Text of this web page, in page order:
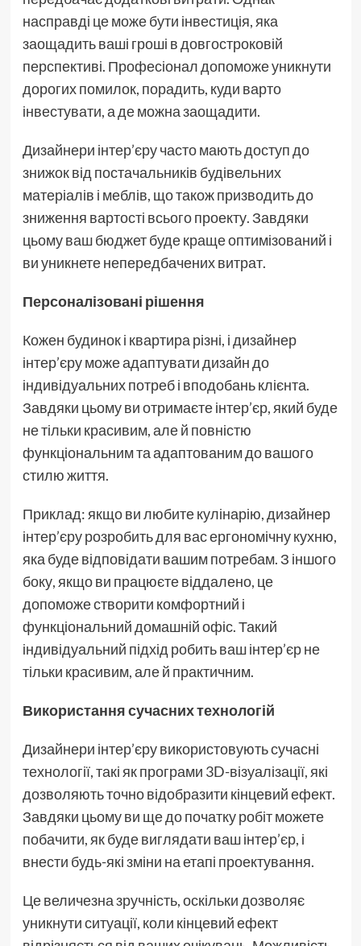
насправді це може бути інвестиція, яка
заощадить ваші гроші в довгостроковій
перспективі. Професіонал допоможе уникнути
дорогих помилок, порадить, куди варто
інвестувати, а де можна заощадити.
Дизайнери інтер’єру часто мають доступ до
знижок від постачальників будівельних
матеріалів і меблів, що також призводить до
зниження вартості всього проекту. Завдяки
цьому ваш бюджет буде краще оптимізований і
ви уникнете непередбачених витрат.
Персоналізовані рішення
Кожен будинок і квартира різні, і дизайнер
інтер’єру може адаптувати дизайн до
індивідуальних потреб і вподобань клієнта.
Завдяки цьому ви отримаєте інтер’єр, який буде
не тільки красивим, але й повністю
функціональним та адаптованим до вашого
стилю життя.
Приклад: якщо ви любите кулінарію, дизайнер
інтер’єру розробить для вас ергономічну кухню,
яка буде відповідати вашим потребам. З іншого
боку, якщо ви працюєте віддалено, це
допоможе створити комфортний і
функціональний домашній офіс. Такий
індивідуальний підхід робить ваш інтер’єр не
тільки красивим, але й практичним.
Використання сучасних технологій
Дизайнери інтер’єру використовують сучасні
технології, такі як програми 3D-візуалізації, які
дозволяють точно відобразити кінцевий ефект.
Завдяки цьому ви ще до початку робіт можете
побачити, як буде виглядати ваш інтер’єр, і
внести будь-які зміни на етапі проектування.
Це величезна зручність, оскільки дозволяє
уникнути ситуації, коли кінцевий ефект